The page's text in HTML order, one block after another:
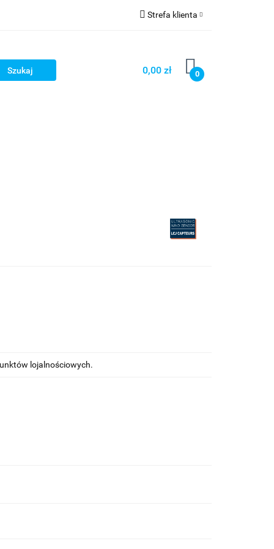
Strefa klienta
Zarejestruj się
Dodaj zgłoszenie
0,00 zł 0
lojalnościowych.